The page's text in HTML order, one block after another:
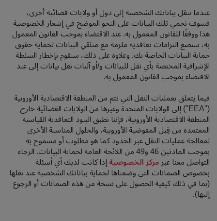
عندما ننقل بياناتك الشخصية إلى دول أو ولايات قضائية أخرى،
فسوف نحمي تلك البيانات على النحو الموضح في إشعار الخصوصية
هذا ووفقًا للقانون المعمول به. عند الاقتضاء بموجب القانون المعمول
به، سنضع التزامات تعاقدية ملزمة مع متلقي البيانات لحماية حقوق
حماية البيانات الخاصة بك. وعلاوة على ذلك، سنقوم بإخطار السلطة
الإشرافية المختصة بأي نقل للبيانات و/أو آليات نقل بيانات إلى عند
الاقتضاء بموجب القانون المعمول به.
فيما يتعلق بعمليات النقل التي تتم من المنطقة الاقتصادية الأوروبية
("EEA") إلى الولايات المتحدة وغيرها من الولايات القضائية خارج
المنطقة الاقتصادية الأوروبية، فإننا نطبق البنود التعاقدية القياسية
المعتمدة من قِبل المفوضية الأوروبية، والحلول المناسبة الأخرى
لمعالجة عمليات النقل عبر الحدود كما هو مطلوب أو مسموح به
بموجب المادتين 46 و49 من اللائحة العامة لحماية البيانات. الرجاء
التواصل معنا عبرمركز الخصوصيةإذا كانت لديك أي أسئلة
بخصوص الضمانات التي وضعناها لحماية بياناتك الشخصية عند نقلها
(بما في ذلك كيفية الحصول على نسخة من هذه الضمانات أو الرجوع
إليها).